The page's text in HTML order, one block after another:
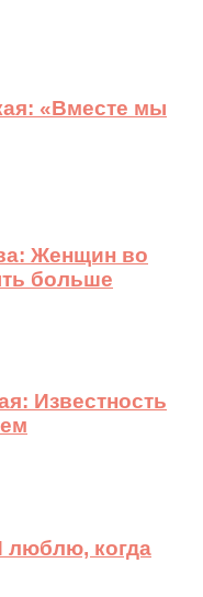
«Вместе мы
Женщин во
больше
Известность
когда